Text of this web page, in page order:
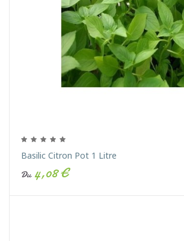
Basilic Citron Pot 1 Litre
Du 4,08 €